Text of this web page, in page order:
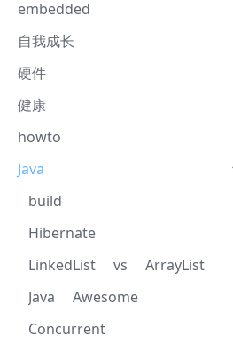
embedded
自我成长
硬件
健康
howto
Java
build
Hibernate
LinkedList vs ArrayList
Java Awesome
Concurrent